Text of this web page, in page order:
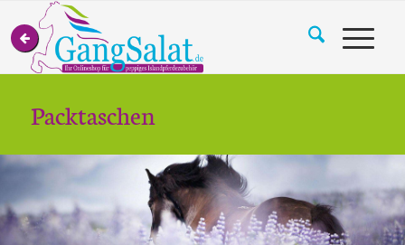
Packtaschen